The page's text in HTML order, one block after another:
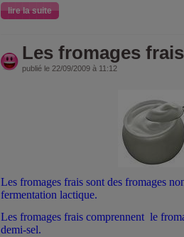
lire la suite
Les fromages frais
publié le 22/09/2009 à 11:12
Les fromages frais sont des fromages
fermentation lactique.
Les fromages frais comprennent le
demi-sel.